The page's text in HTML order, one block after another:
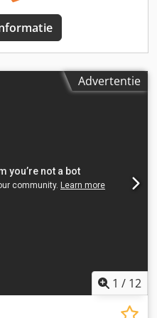
= Heeft u
gerust contact met ons
binnen 8 uur. Prijzen
informatie kunnen
Nederlands - Engels - Duits
via WhatsApp en
en Viber. Bij
andere informatie heeft
bellen, zodat we de
Bankgegevens:
Advertentie
1 / 12